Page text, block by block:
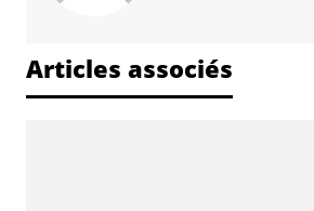
Articles associés